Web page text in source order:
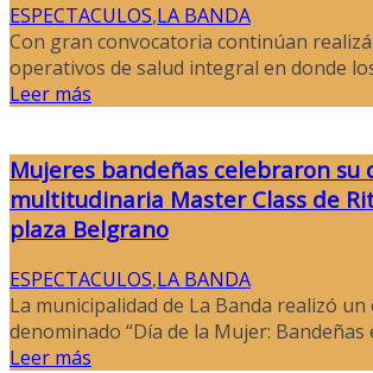
ESPECTACULOS,LA BANDA
Con gran convocatoria continúan
operativos de salud integral en donde
Leer más
Mujeres bandeñas celebraron su
multitudinaria Master Class de
plaza Belgrano
ESPECTACULOS,LA BANDA
La municipalidad de La Banda realizó
denominado “Día de la Mujer: Bandeñas
Leer más